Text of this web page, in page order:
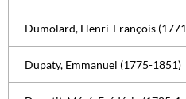
Dumolard, Henri-François (1771
Dupaty, Emmanuel (1775-1851)